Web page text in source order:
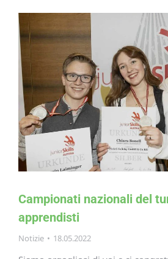
Campionati nazionali del
apprendisti
Notizie 18.05.2022